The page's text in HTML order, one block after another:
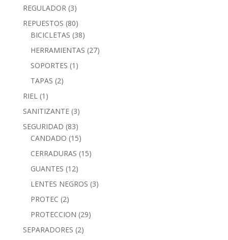
REGULADOR (3)
REPUESTOS (80)
BICICLETAS (38)
HERRAMIENTAS (27)
SOPORTES (1)
TAPAS (2)
RIEL (1)
SANITIZANTE (3)
SEGURIDAD (83)
CANDADO (15)
CERRADURAS (15)
GUANTES (12)
LENTES NEGROS (3)
PROTEC (2)
PROTECCION (29)
SEPARADORES (2)